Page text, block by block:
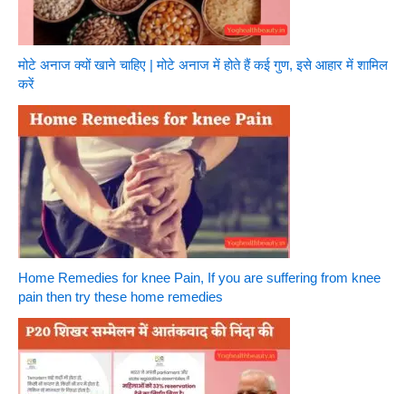
मोटे अनाज क्यों खाने चाहिए | मोटे अनाज में होते हैं कई गुण, इसे आहार में शामिल
करें
Home Remedies for knee Pain, If you are suffering from knee
pain then try these home remedies